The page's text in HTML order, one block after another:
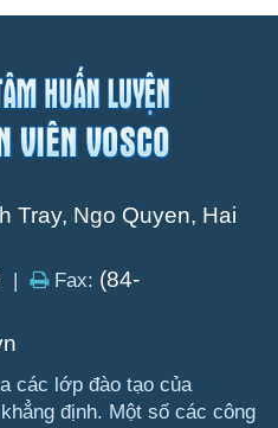
Tray, Ngo Quyen, Hai
| Fax: (84-
các lớp đào tạo của
định. Một số các công